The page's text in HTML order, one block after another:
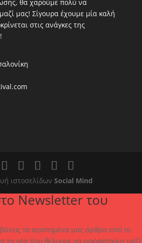
θα χαρούμε πολύ να
μας! Σίγουρα έχουμε μία καλή
στις ανάγκες της
ιστοσελίδωνSocial Mind
Newsletter του
τα αγαπημένα μας άρθρα από το
τα νέα που θέλουμε να μοιραστούμε μαζί